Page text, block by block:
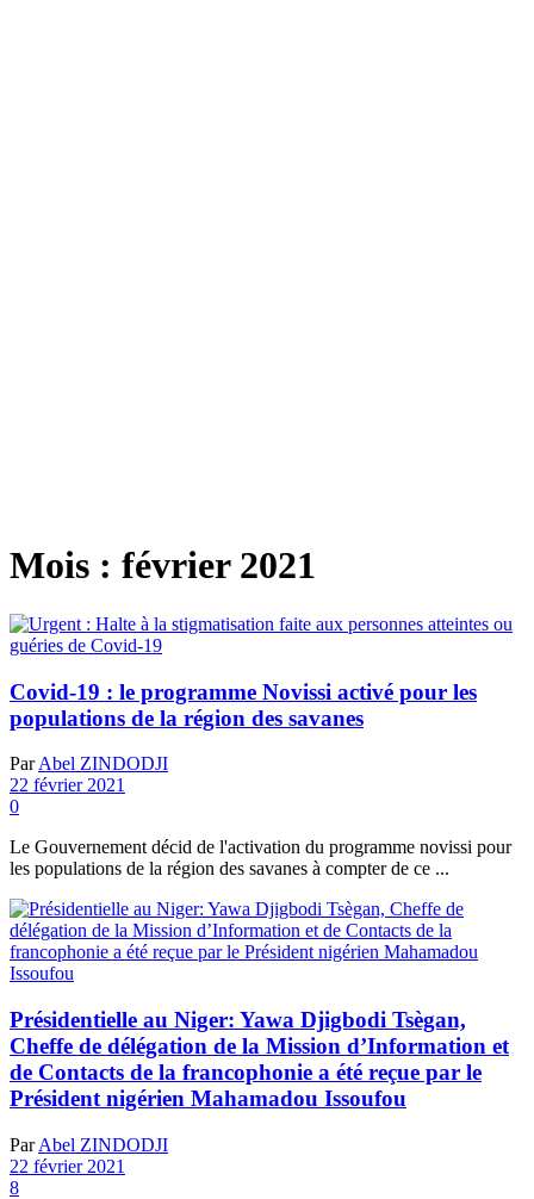
Mois : février 2021
Covid-19 : le programme Novissi activé pour les
populations de la région des savanes
Par Abel ZINDODJI
22 février 2021
0
Le Gouvernement décid de l'activation du programme novissi pour
les populations de la région des savanes à compter de ce ...
Présidentielle au Niger: Yawa Djigbodi Tsègan,
Cheffe de délégation de la Mission d’Information et
de Contacts de la francophonie a été reçue par le
Président nigérien Mahamadou Issoufou
Par Abel ZINDODJI
22 février 2021
8